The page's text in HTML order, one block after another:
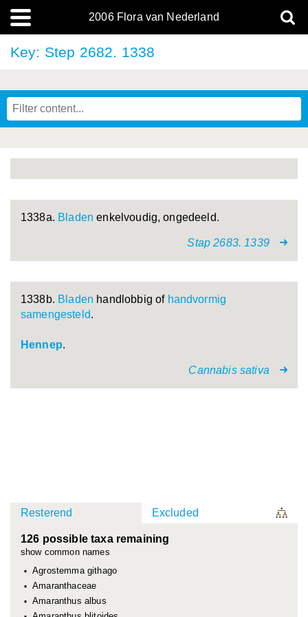
2006 Flora van Nederland
Key: Step 2682. 1338
1338a. Bladen enkelvoudig, ongedeeld.
Stap 2683. 1339
1338b. Bladen handlobbig of handvormig
samengesteld.
Hennep.
Cannabis sativa
Resterend Excluded
126 possible taxa remaining
show common names
Agrostemma githago
Amaranthaceae
Amaranthus albus